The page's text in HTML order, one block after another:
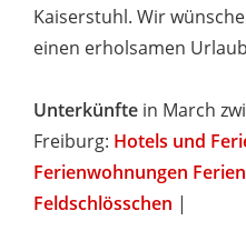
Kaiserstuhl. Wir
einen erholsamen
Unterkünfte in March
Freiburg: Hotels und
Ferienwohnungen
Feldschlösschen |